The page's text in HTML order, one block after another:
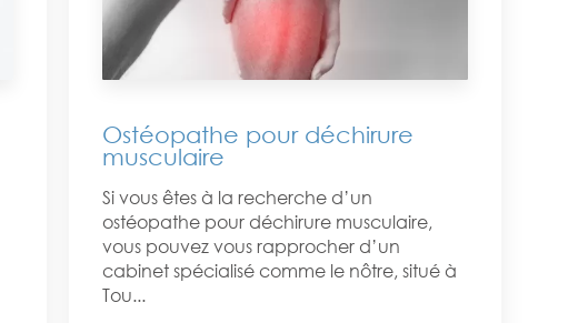
Ostéopathe pour déchirure
musculaire
Si vous êtes à la recherche d’un
ostéopathe pour déchirure musculaire,
vous pouvez vous rapprocher d’un
cabinet spécialisé comme le nôtre, situé à
Tou...